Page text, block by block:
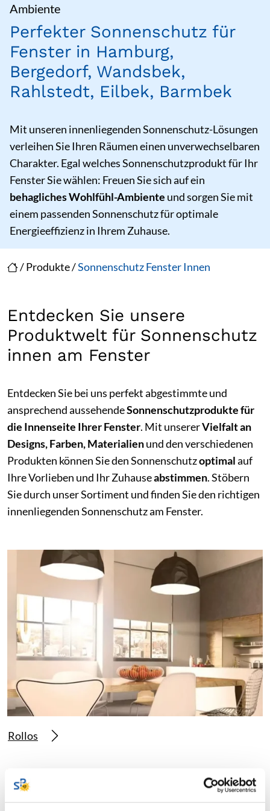
/Produkte/Sonnenschutz Fenster Innen
Ambiente
Perfekter Sonnenschutz für
Fenster in Hamburg,
Bergedorf, Wandsbek,
Rahlstedt, Eilbek, Barmbek
Mit unseren innenliegenden Sonnenschutz-Lösungen
verleihen Sie Ihren Räumen einen unverwechselbaren
Charakter. Egal welches Sonnenschutzprodukt für Ihr
Fenster Sie wählen: Freuen Sie sich auf ein
behagliches Wohlfühl-Ambiente und sorgen Sie mit
einem passenden Sonnenschutz für optimale
Energieeffizienz in Ihrem Zuhause.
Entdecken Sie unsere
Produktwelt für Sonnenschutz
innen am Fenster
Entdecken Sie bei uns perfekt abgestimmte und
ansprechend aussehendeSonnenschutzprodukte für
die Innenseite Ihrer Fenster. Mit unsererVielfalt an
Designs, Farben, Materialienund den verschiedenen
Produkten können Sie den Sonnenschutzoptimalauf
Ihre Vorlieben und Ihr Zuhauseabstimmen. Stöbern
Sie durch unser Sortiment und finden Sie den richtigen
innenliegenden Sonnenschutz am Fenster.
Rollos